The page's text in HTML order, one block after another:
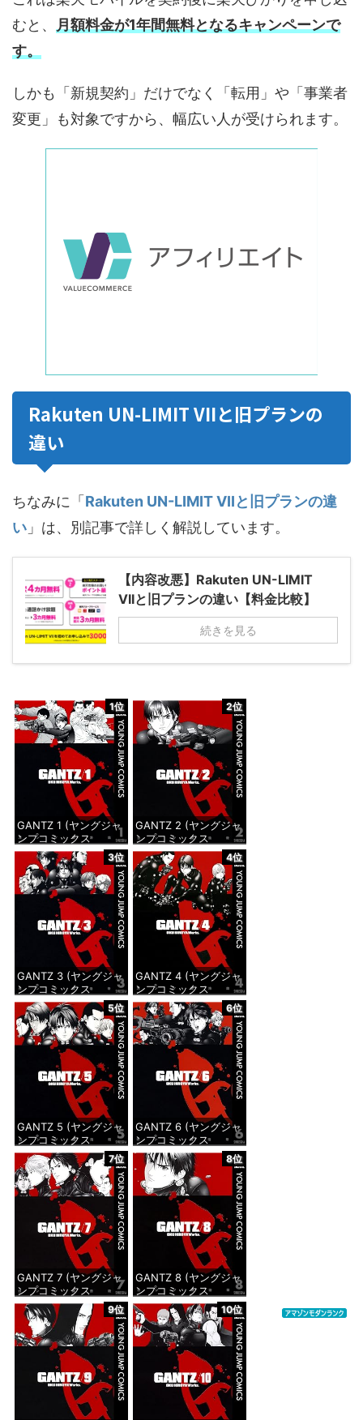
むと、 月額料金が1年間無料となるキャンペーンで
す。
しかも「新規契約」だけでなく「転用」や「事業者
変更」も対象ですから、幅広い人が受けられます。
Rakuten UN-LIMIT VIIと旧プランの
違い
ちなみに「 Rakuten UN-LIMIT VIIと旧プランの違
い 」は、別記事で詳しく解説しています。
【内容改悪】Rakuten UN-LIMIT
VIIと旧プランの違い【料金比較】
続きを見る
1位
GANTZ 1 (ヤングジャ
ンプコミックス
DIGITAL)
価格：¥100
2位
GANTZ 2 (ヤングジャ
ンプコミックス
DIGITAL)
価格：¥100
3位
GANTZ 3 (ヤングジャ
ンプコミックス
DIGITAL)
価格：¥100
4位
GANTZ 4 (ヤングジャ
ンプコミックス
DIGITAL)
価格：¥100
5位
GANTZ 5 (ヤングジャ
ンプコミックス
DIGITAL)
価格：¥100
6位
GANTZ 6 (ヤングジャ
ンプコミックス
DIGITAL)
価格：¥100
7位
GANTZ 7 (ヤングジャ
ンプコミックス
DIGITAL)
価格：¥100
8位
GANTZ 8 (ヤングジャ
ンプコミックス
DIGITAL)
価格：¥100
9位 10位